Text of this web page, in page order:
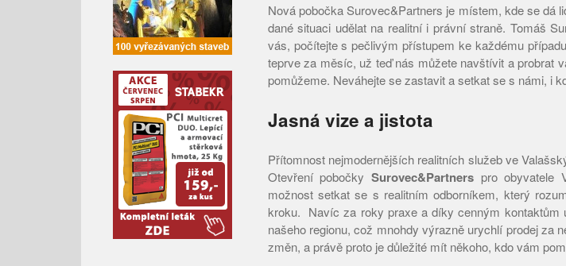
Nová pobočka Surovec&Partners je místem, kde se dá
dané situaci udělat na realitní i právní straně. Tomáš
vás, počítejte s pečlivým přístupem ke každému
teprve za měsíc, už teď nás můžete navštívit a probrat
pomůžeme. Neváhejte se zastavit a setkat se s námi, i
Jasná vize a jistota
Přítomnost nejmodernějších realitních služeb ve
Otevření pobočky Surovec&Partnerspro obyvatele
možnost setkat se s realitním odborníkem, který
kroku. Navíc za roky praxe a díky cenným
našeho regionu, což mnohdy výrazně urychlí prodej za
změn, a právě proto je důležité mít někoho, kdo vám